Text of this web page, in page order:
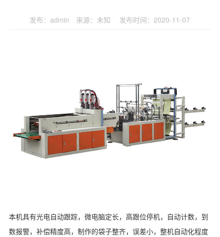
发布：admin 来源：未知 发布时间：2020-11-07
本机具有光电自动跟踪，微电脑定长，高跟位停机，自动计数，到
数报警，补偿精度高，制作的袋子整齐，误差小，整机自动化程度